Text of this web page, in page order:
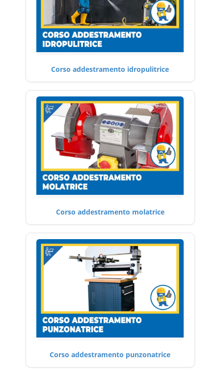
Corso addestramento idropulitrice
Corso addestramento molatrice
Corso addestramento punzonatrice